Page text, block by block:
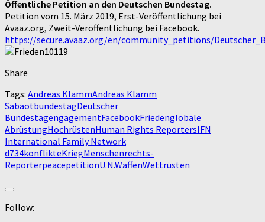
Öffentliche Petition an den Deutschen Bundestag.
Petition vom 15. März 2019, Erst-Veröffentlichung bei
Avaaz.org, Zweit-Veröffentlichung bei Facebook.
https://secure.avaaz.org/en/community_petitions/
Share
Tags: Andreas KlammAndreas Klamm
SabaotbundestagDeutscher
BundestagengagementFacebookFriedenglobale
AbrüstungHochrüstenHuman Rights ReportersIFN
International Family Network
d734konflikteKriegMenschenrechts-
ReporterpeacepetitionU.N.WaffenWettrüsten
Follow: